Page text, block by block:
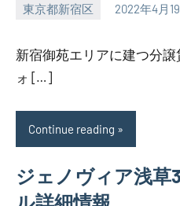
東京都新宿区 2022年4月
SEZIMO
新宿御苑エリアに建つ分
ォ […]
Continue reading
ジェノヴィア浅草
ル詳細情報